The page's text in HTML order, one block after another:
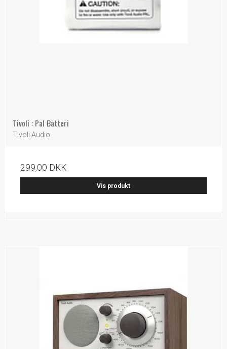
Tivoli : Pal Batteri
Tivoli Audio
299,00 DKK
Vis produkt